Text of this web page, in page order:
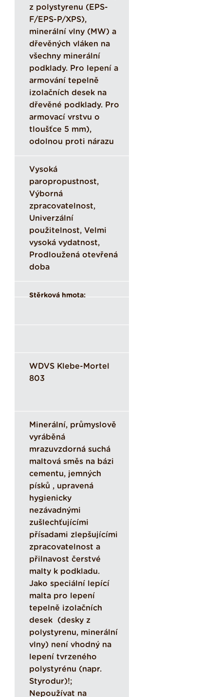
z polystyrenu (EPS-
F/EPS-P/XPS),
minerální vlny (MW) a
dřevěných vláken na
všechny minerální
podklady. Pro lepení a
armování tepelně
izolačních desek na
dřevěné podklady. Pro
armovací vrstvu o
tloušťce 5 mm),
odolnou proti nárazu
Vysoká
paropropustnost,
Výborná
zpracovatelnost,
Univerzální
použitelnost, Velmi
vysoká vydatnost,
Prodloužená otevřená
doba
Stěrková hmota:
WDVS Klebe-Mortel
803
Minerální, průmyslově
vyráběná
mrazuvzdorná suchá
maltová směs na bázi
cementu, jemných
písků , upravená
hygienicky
nezávadnými
zušlechťujícími
přísadami zlepšujícími
zpracovatelnost a
přilnavost čerstvé
malty k podkladu.
Jako speciální lepící
malta pro lepení
tepelně izolačních
desek (desky z
polystyrenu, minerální
vlny) není vhodný na
lepení tvrzeného
polystyrénu (napr.
Styrodur)!;
Nepoužívat na